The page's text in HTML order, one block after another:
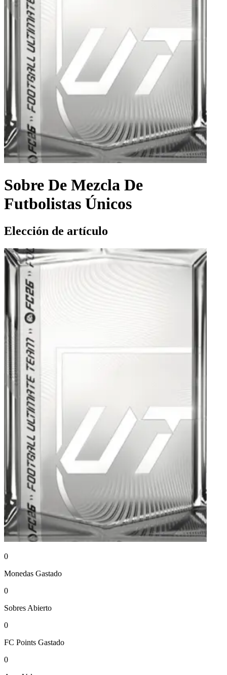
Sobre De Mezcla De
Futbolistas Únicos
Elección de artículo
0
Monedas Gastado
0
Sobres Abierto
0
FC Points Gastado
0